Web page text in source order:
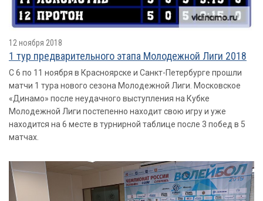
12 ноября 2018
1 тур предварительного этапа Молодежной Лиги 2018
С 6 по 11 ноября в Красноярске и Санкт-Петербурге прошли
матчи 1 тура нового сезона Молодежной Лиги. Московское
«Динамо» после неудачного выступления на Кубке
Молодежной Лиги постепенно находит свою игру и уже
находится на 6 месте в турнирной таблице после 3 побед в 5
матчах.